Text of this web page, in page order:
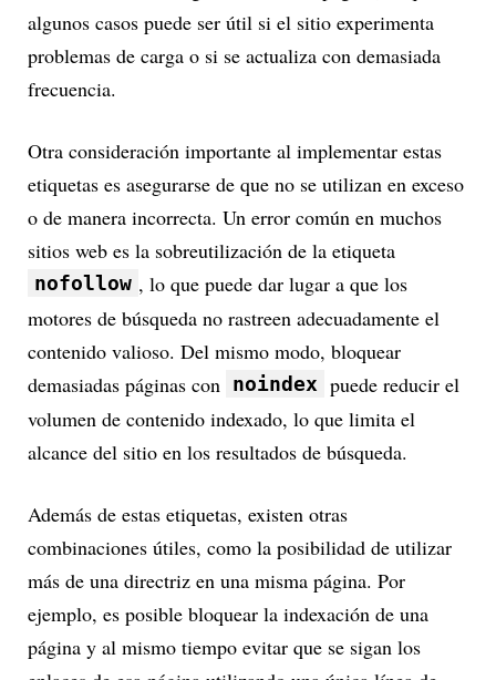
algunos casos puede ser útil si el sitio experimenta
problemas de carga o si se actualiza con demasiada
frecuencia.
Otra consideración importante al implementar estas
etiquetas es asegurarse de que no se utilizan en exceso
o de manera incorrecta. Un error común en muchos
sitios web es la sobreutilización de la etiqueta
nofollow , lo que puede dar lugar a que los
motores de búsqueda no rastreen adecuadamente el
contenido valioso. Del mismo modo, bloquear
demasiadas páginas con
noindex puede reducir el
volumen de contenido indexado, lo que limita el
alcance del sitio en los resultados de búsqueda.
Además de estas etiquetas, existen otras
combinaciones útiles, como la posibilidad de utilizar
más de una directriz en una misma página. Por
ejemplo, es posible bloquear la indexación de una
página y al mismo tiempo evitar que se sigan los